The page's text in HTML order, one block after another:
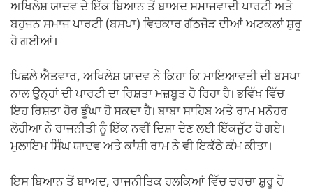
ਅਖਿਲੇਸ਼ ਯਾਦਵ ਦੇ ਇੱਕ ਬਿਆਨ ਤੋਂ ਬਾਅਦ ਸਮਾਜਵਾਦੀ ਪਾਰਟੀ ਅਤੇ
ਬਹੁਜਨ ਸਮਾਜ ਪਾਰਟੀ (ਬਸਪਾ) ਵਿਚਕਾਰ ਗੱਠਜੋੜ ਦੀਆਂ ਅਟਕਲਾਂ ਸ਼ੁਰੂ
ਹੋ ਗਈਆਂ।
ਪਿਛਲੇ ਐਤਵਾਰ, ਅਖਿਲੇਸ਼ ਯਾਦਵ ਨੇ ਕਿਹਾ ਕਿ ਮਾਇਆਵਤੀ ਦੀ ਬਸਪਾ
ਨਾਲ ਉਨ੍ਹਾਂ ਦੀ ਪਾਰਟੀ ਦਾ ਰਿਸ਼ਤਾ ਮਜ਼ਬੂਤ ​​ਹੋ ਰਿਹਾ ਹੈ। ਭਵਿੱਖ ਵਿੱਚ
ਇਹ ਰਿਸ਼ਤਾ ਹੋਰ ਡੂੰਘਾ ਹੋ ਸਕਦਾ ਹੈ। ਬਾਬਾ ਸਾਹਿਬ ਅਤੇ ਰਾਮ ਮਨੋਹਰ
ਲੋਹੀਆ ਨੇ ਰਾਜਨੀਤੀ ਨੂੰ ਇੱਕ ਨਵੀਂ ਦਿਸ਼ਾ ਦੇਣ ਲਈ ਇੱਕਜੁੱਟ ਹੋ ਗਏ।
ਮੁਲਾਇਮ ਸਿੰਘ ਯਾਦਵ ਅਤੇ ਕਾਂਸ਼ੀ ਰਾਮ ਨੇ ਵੀ ਇਕੱਠੇ ਕੰਮ ਕੀਤਾ।
ਇਸ ਬਿਆਨ ਤੋਂ ਬਾਅਦ, ਰਾਜਨੀਤਿਕ ਹਲਕਿਆਂ ਵਿੱਚ ਚਰਚਾ ਸ਼ੁਰੂ ਹੋ